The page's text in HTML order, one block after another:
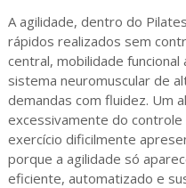
A agilidade, dentro do
rápidos realizados sem
central, mobilidade
sistema neuromuscular de
demandas com fluidez. Um
excessivamente do
exercício dificilmente
porque a agilidade só
eficiente, automatizado e